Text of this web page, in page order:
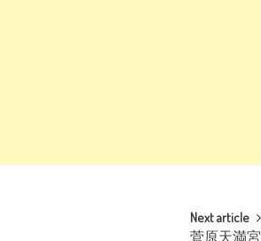
Next article
菅原天満宮